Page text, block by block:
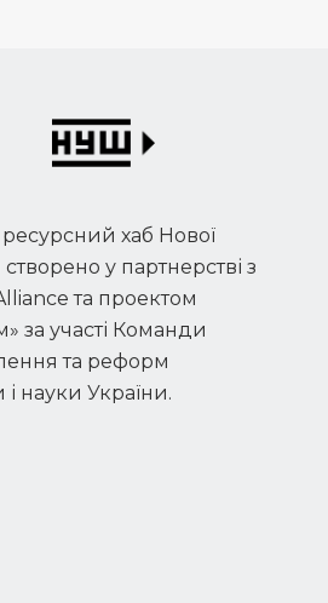
хаб Нової
у партнерстві з
та проектом
за участі Команди
та реформ
і науки України.